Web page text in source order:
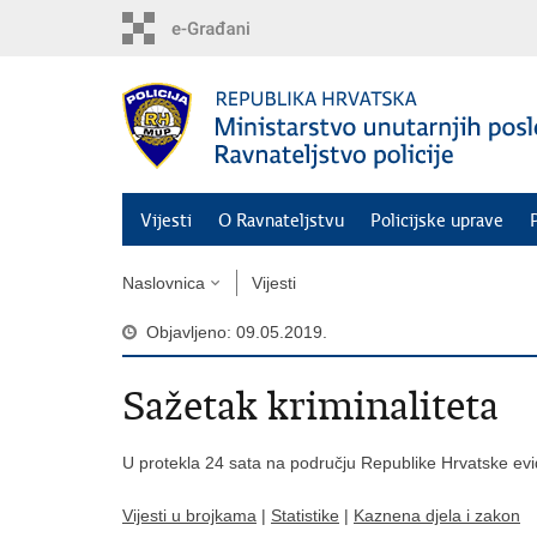
Vijesti O Ravnateljstvu Policijske uprave
Naslovnica Vijesti
Objavljeno: 09.05.2019.
Sažetak kriminaliteta
U protekla 24 sata na području Republike Hrvatske
Vijesti u brojkama | Statistike | Kaznena djela i zakon